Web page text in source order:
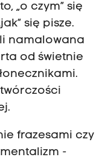
„o czym” się
się pisze.
namalowana
od świetnie
frazesami czy
-